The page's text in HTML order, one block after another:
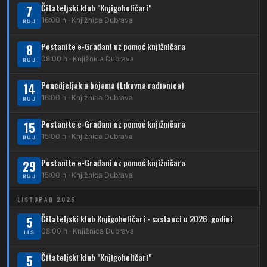
DUBEC
212
223 Dubec – Trnovčica – Dubrava
224 Dubec – Novoselec
261 Dubec – Sesvete – Goranec
262 Dubec – Sesvete – Planina Donja
263 Dubec – Sesvete–Kašina – Pl.Gornja
264 Dubec – Sesvete – Jesenovec
267
270 Dubec – Sesvete – Blaguša
7
RUJ
Čitateljski klub "Knjigoholičari"
16:00 h · Knjižnica Dubrava
8
RUJ
Postanite e-Građani uz pomoć knjižničara
08:00 h · Knjižnica Dubrava
14
RUJ
Ponedjeljak u bojama (Likovna radionica)
16:00 h · Knjižnica Dubrava
15
RUJ
Postanite e-Građani uz pomoć knjižničara
15:00 h · Knjižnica Dubrava
29
RUJ
Postanite e-Građani uz pomoć knjižničara
15:00 h · Knjižnica Dubrava
LISTOPAD 2026
5
LIS
Čitateljski klub Knjigoholičari - sastanci u 2026. godini
08:00 h · Knjižnica Dubrava
5 Čitateljski klub "Knjigoholičari"